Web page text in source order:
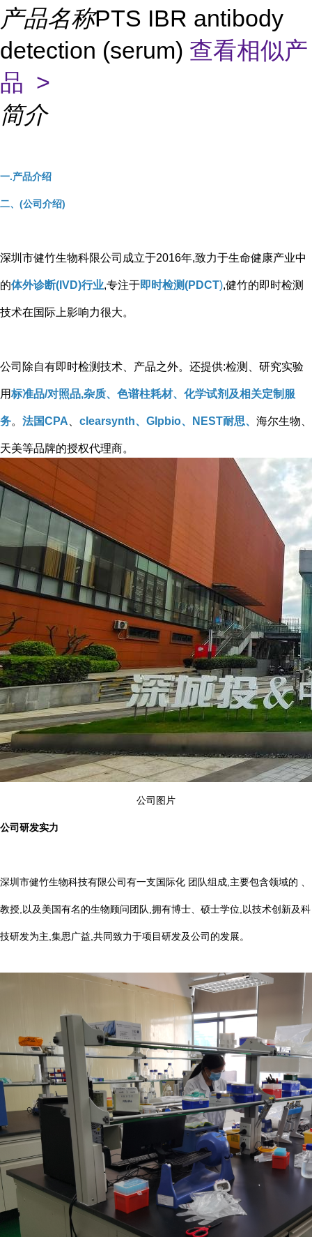
产品名称PTS IBR antibody
detection (serum) 查看相似产
品 >
简介
一.产品介绍
二、(公司介绍)
深圳市健竹生物科限公司成立于2016年,致力于生命健康产业中
的体外诊断(IVD)行业,专注于即时检测(PDCT),健竹的即时检测
技术在国际上影响力很大。
公司除自有即时检测技术、产品之外。还提供:检测、研究实验
用标准品/对照品,杂质、色谱柱耗材、化学试剂及相关定制服
务。 法国CPA clearsynth、Glpbio、NEST耐思、 海尔生物、
天美等品牌的授权代理商。
公司图片
公司研发实力
深圳市健竹生物科技有限公司有一支国际化 团队组成,主要包含领域的 、
教授,以及美国有名的生物顾问团队,拥有博士、硕士学位,以技术创新及科
技研发为主,集思广益,共同致力于项目研发及公司的发展。